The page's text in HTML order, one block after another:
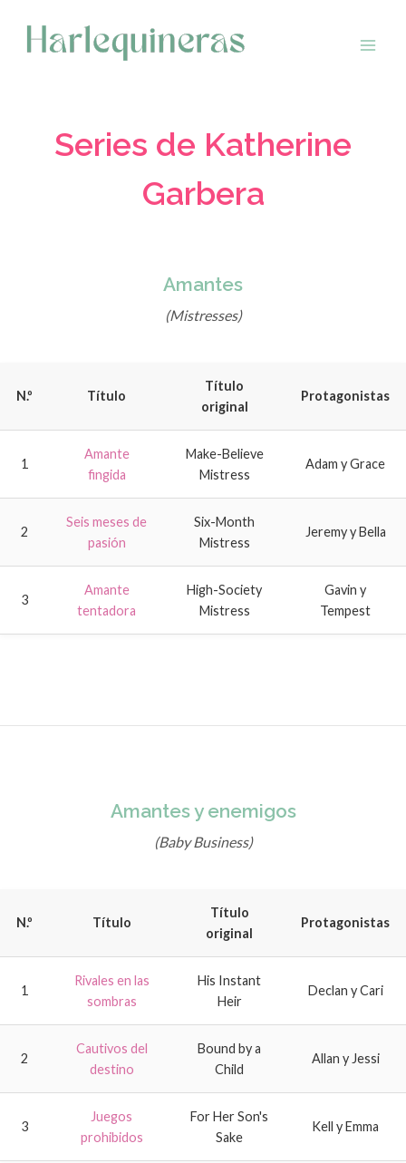
contenido
Series de Katherine
Garbera
Amantes
(Mistresses)
N.º Título
Título
original
Protagonistas
1
Amante
fingida
Make-Believe
Mistress
Adam y Grace
2
Seis meses de
pasión
Six-Month
Mistress
Jeremy y Bella
3
Amante
tentadora
High-Society
Mistress
Gavin y
Tempest
Amantes y enemigos
(Baby Business)
N.º Título
Título
original
Protagonistas
1
Rivales en las
sombras
His Instant
Heir
Declan y Cari
2
Cautivos del
destino
Bound by a
Child
Allan y Jessi
3
Juegos
prohibidos
For Her Son's
Sake
Kell y Emma